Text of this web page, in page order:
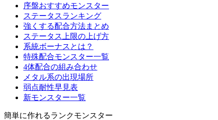
序盤おすすめモンスター
ステータスランキング
強くする配合方法まとめ
ステータス上限の上げ方
系統ボーナスとは？
特殊配合モンスター一覧
4体配合の組み合わせ
メタル系の出現場所
弱点耐性早見表
新モンスター一覧
簡単に作れるランクモンスター